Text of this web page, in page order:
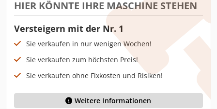
HIER KÖNNTE IHRE MASCHINE STEHEN
Versteigern mit der Nr. 1
Sie verkaufen in nur wenigen Wochen!
Sie verkaufen zum höchsten Preis!
Sie verkaufen ohne Fixkosten und Risiken!
Weitere Informationen